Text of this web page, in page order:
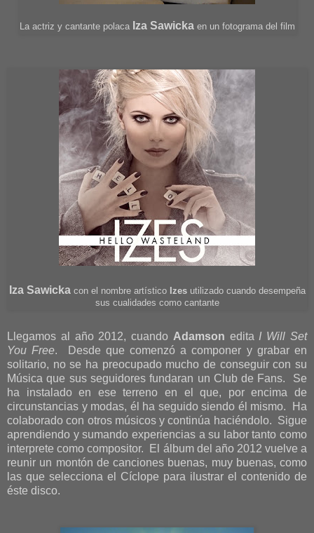
La actriz y cantante polaca Iza Sawickaen un fotograma del film
Iza Sawickacon el nombre artístico Izesutilizado cuando desempeña
sus cualidades como cantante
Llegamos al año 2012, cuando Adamson edita I Will Set
You Free. Desde que comenzó a componer y grabar en
solitario, no se ha preocupado mucho de conseguir con su
Música que sus seguidores fundaran un Club de Fans. Se
ha instalado en ese terreno en el que, por encima de
circunstancias y modas, él ha seguido siendo él mismo. Ha
colaborado con otros músicos y continúa haciéndolo. Sigue
aprendiendo y sumando experiencias a su labor tanto como
interprete como compositor. El álbum del año 2012 vuelve a
reunir un montón de canciones buenas, muy buenas, como
las que selecciona el Cíclope para ilustrar el contenido de
éste disco.